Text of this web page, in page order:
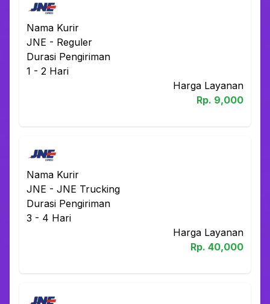
Nama Kurir
JNE - Reguler
Durasi Pengiriman
1 - 2 Hari
Harga Layanan
Rp. 9,000
Nama Kurir
JNE - JNE Trucking
Durasi Pengiriman
3 - 4 Hari
Harga Layanan
Rp. 40,000